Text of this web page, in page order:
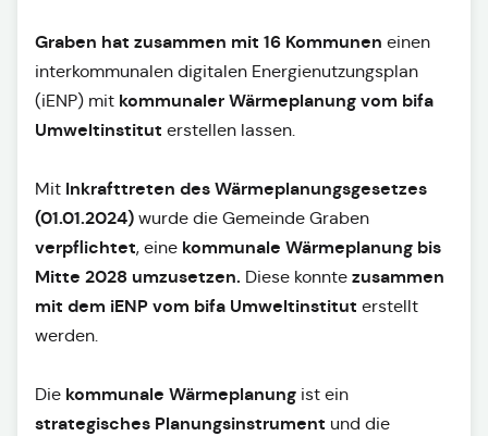
Graben hat zusammen mit 16 Kommunen einen
interkommunalen digitalen Energienutzungsplan
(iENP) mit kommunaler Wärmeplanung vom bifa
Umweltinstitut erstellen lassen.
Mit Inkrafttreten des Wärmeplanungsgesetzes
(01.01.2024) wurde die Gemeinde Graben
verpflichtet, eine kommunale Wärmeplanung bis
Mitte 2028 umzusetzen. Diese konnte zusammen
mit dem iENP vom bifa Umweltinstitut erstellt
werden.
Die kommunale Wärmeplanung ist ein
strategisches Planungsinstrument und die